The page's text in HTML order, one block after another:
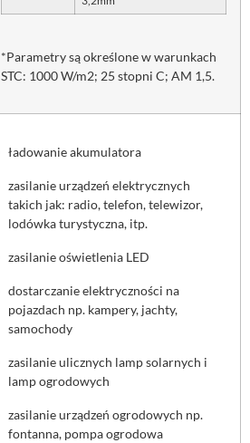
*Parametry są określone w warunkach
STC: 1000 W/m2; 25 stopni C; AM 1,5.
ładowanie akumulatora
zasilanie urządzeń elektrycznych
takich jak: radio, telefon, telewizor,
lodówka turystyczna, itp.
zasilanie oświetlenia LED
dostarczanie elektryczności na
pojazdach np. kampery, jachty,
samochody
zasilanie ulicznych lamp solarnych i
lamp ogrodowych
zasilanie urządzeń ogrodowych np.
fontanna, pompa ogrodowa